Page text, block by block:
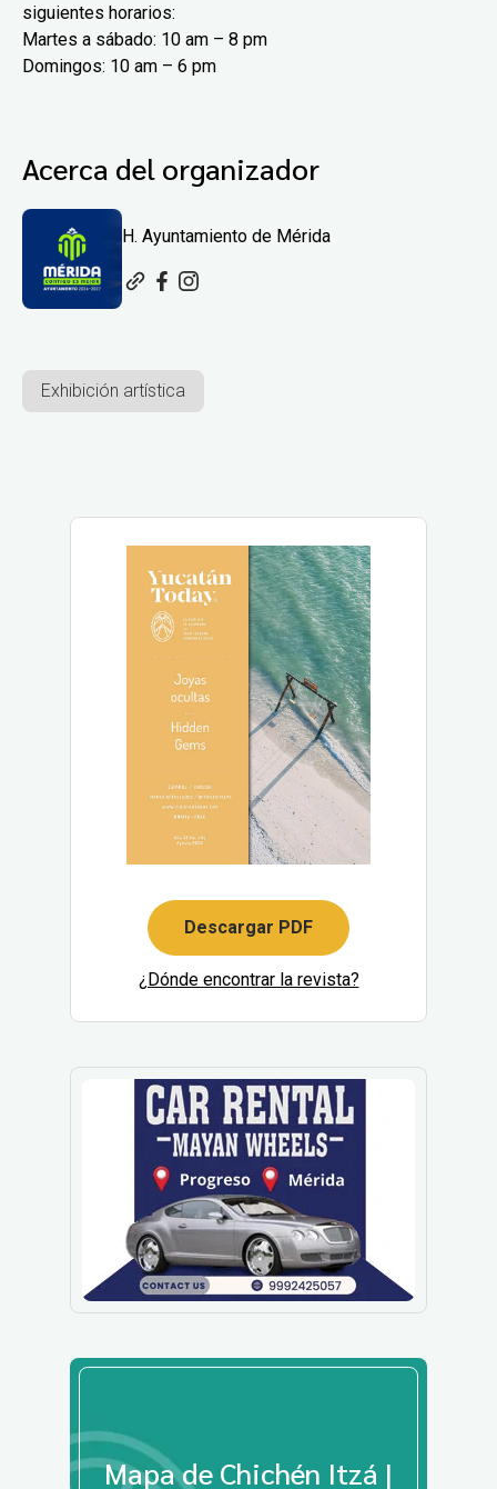
siguientes horarios:
Martes a sábado: 10 am – 8 pm
Domingos: 10 am – 6 pm
Acerca del organizador
H. Ayuntamiento de Mérida
Exhibición artística
Descargar PDF
¿Dónde encontrar la revista?
Mapa de Chichén Itzá |